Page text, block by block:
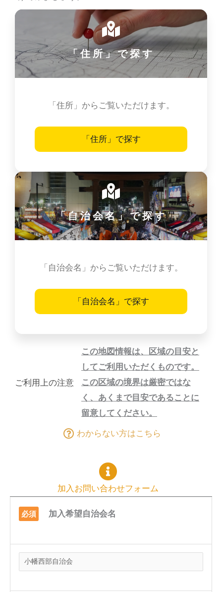
「住所」で探す
「住所」からご覧いただけます。
「住所」で探す
「自治会名」で探す
「自治会名」からご覧いただけます。
「自治会名」で探す
ご利用上の注意
この地図情報は、区域の目安と
してご利用いただくものです。
この区域の境界は厳密ではな
く、あくまで目安であることに
留意してください。
わからない方はこちら
加入お問い合わせフォーム
必須 加入希望自治会名